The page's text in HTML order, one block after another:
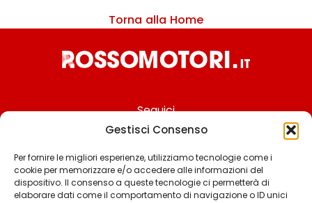
Gestisci Consenso
Per fornire le migliori esperienze, utilizziamo tecnologie come i
cookie per memorizzare e/o accedere alle informazioni del
dispositivo. Il consenso a queste tecnologie ci permetterà di
elaborare dati come il comportamento di navigazione o ID unici
Torna alla Home
Seguici
Chi siamo